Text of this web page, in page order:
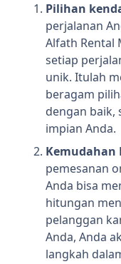
Pilihan
perjalanan
Alfath Rental
setiap
unik. Itulah
beragam
dengan baik,
impian Anda.
Kemudahan
pemesanan
Anda bisa
hitungan
pelanggan
Anda, Anda
langkah